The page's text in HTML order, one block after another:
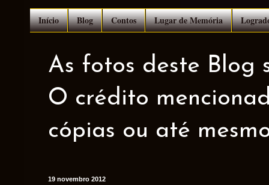
Início Blog Contos Lugar de Memória
As fotos deste Blog
O crédito
cópias ou até
19 novembro 2012